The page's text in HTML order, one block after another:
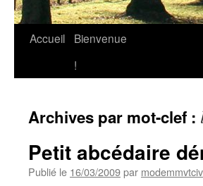
Aller
Accueil
Bienvenue
!
Archives par mot-clef :
Petit abcédaire
Publié le 16/03/2009par modemmvtciv